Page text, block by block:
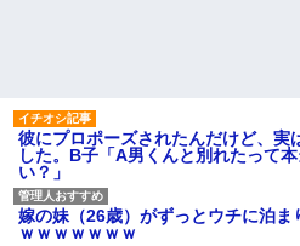
のお茶？」彼「ちっ！」私「」
【GIF】JSのカンチョーワロ
タ
後続車にクラクションを鳴ら
され彼氏が逆切れ。「何クラク
ション鳴らしてんだ！降りてこ
いよ！」と怒鳴りだし...
彼にプロポーズされたんだけど、実
した。B子「A男くんと別れたって
い？」
嫁の妹（26歳）がずっとウチに泊
ｗｗｗｗｗｗｗ